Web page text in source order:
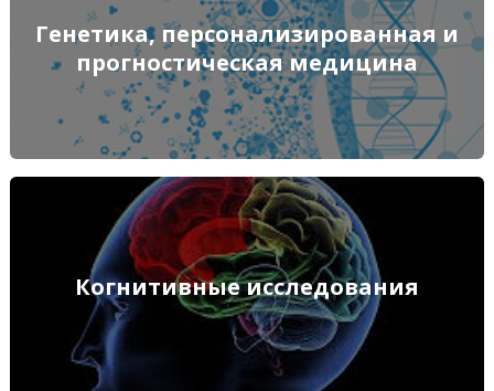
Генетика, персонализированная и
прогностическая медицина
Генетика, персонализированная и прогностическая
медицина
ПОДРОБНЕЕ
Когнитивные исследования
Когнитивные исследования
ПОДРОБНЕЕ